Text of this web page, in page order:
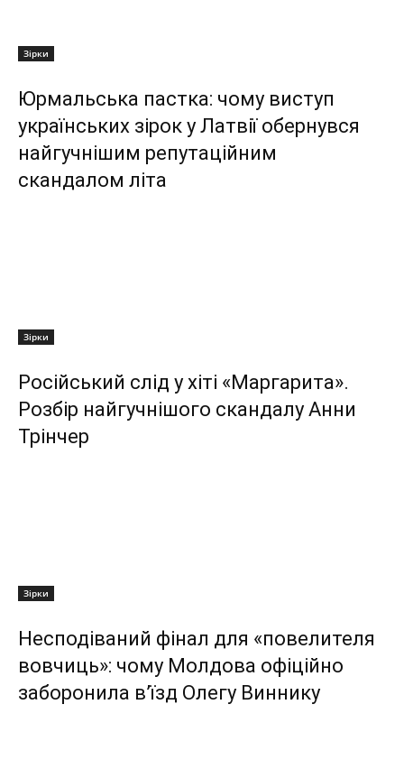
Зірки
Юрмальська пастка: чому виступ
українських зірок у Латвії обернувся
найгучнішим репутаційним
скандалом літа
Зірки
Російський слід у хіті «Маргарита».
Розбір найгучнішого скандалу Анни
Трінчер
Зірки
Несподіваний фінал для «повелителя
вовчиць»: чому Молдова офіційно
заборонила в’їзд Олегу Виннику